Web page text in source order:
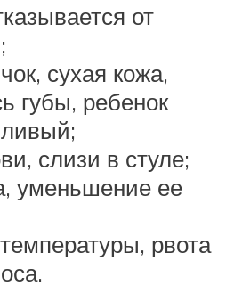
от
сухая кожа,
губы, ребенок
слизи в стуле;
уменьшение ее
рвота